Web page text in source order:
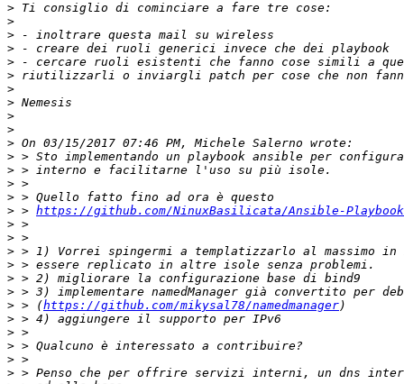
>
>
>
>
>
>
>
>
>
>
>
>
>
>
>
> > https://github.com/NinuxBasilicata/Ansible-Playbook-
>
>
>
>
>
>
> > (https://github.com/mikysal78/namedmanager
>
>
>
>
>